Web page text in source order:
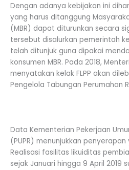
Dengan adanya kebijakan ini
yang harus ditanggung
(MBR) dapat diturunkan secara
tersebut disalurkan pemerintah
telah ditunjuk guna dipakai
konsumen MBR. Pada 2018,
menyatakan kelak FLPP akan
Pengelola Tabungan Perumahan
Data Kementerian Pekerjaan
(PUPR) menunjukkan
Realisasi fasilitas likuiditas
sejak Januari hingga 9 April 2019